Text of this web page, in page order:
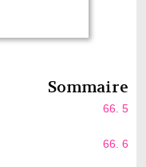
Sommaire
66. 5
66. 6